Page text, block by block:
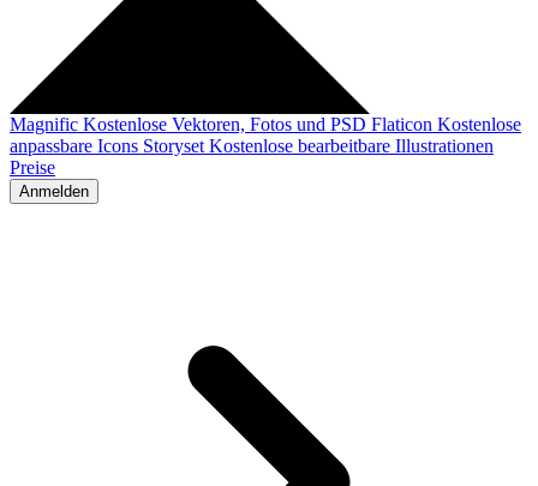
Magnific Kostenlose Vektoren, Fotos und PSD Flaticon Kostenlose
anpassbare Icons Storyset Kostenlose bearbeitbare Illustrationen
Preise
Anmelden